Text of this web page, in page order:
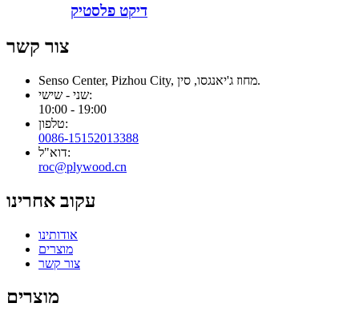
דיקט פלסטיק
צור קשר
Senso Center, Pizhou City, מחוז ג'יאנגסו, סין.
שני - שישי:
10:00 - 19:00
טלפון:
0086-15152013388
דוא"ל:
roc@plywood.cn
עקוב אחרינו
אודותינו
מוצרים
צור קשר
מוצרים